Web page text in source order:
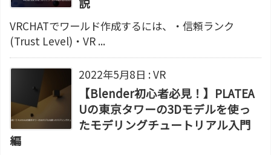
VRCHATでワールド作成するには、・信頼ランク
(Trust Level)・VR ...
2022年5月8日 :VR
【Blender初心者必見！】PLATEA
Uの東京タワーの3Dモデルを使っ
たモデリングチュートリアル入門
編